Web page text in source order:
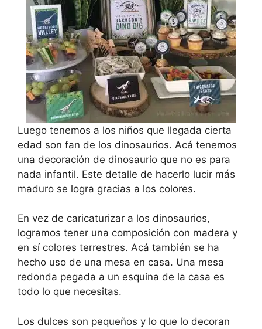
Luego tenemos a los niños que llegada cierta
edad son fan de los dinosaurios. Acá tenemos
una decoración de dinosaurio que no es para
nada infantil. Este detalle de hacerlo lucir más
maduro se logra gracias a los colores.
En vez de caricaturizar a los dinosaurios,
logramos tener una composición con madera y
en sí colores terrestres. Acá también se ha
hecho uso de una mesa en casa. Una mesa
redonda pegada a un esquina de la casa es
todo lo que necesitas.
Los dulces son pequeños y lo que lo decoran